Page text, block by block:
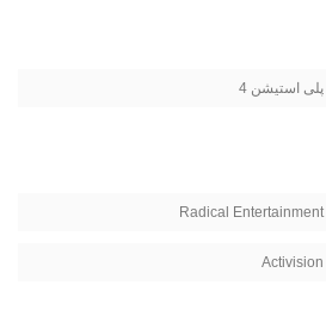
پلی استیشن 4
Radical Entertainment
Activision